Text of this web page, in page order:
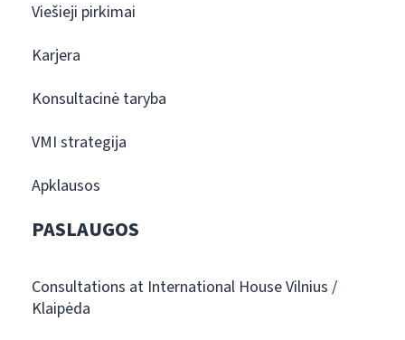
Viešieji pirkimai
Karjera
Konsultacinė taryba
VMI strategija
Apklausos
PASLAUGOS
Consultations at International House Vilnius /
Klaipėda